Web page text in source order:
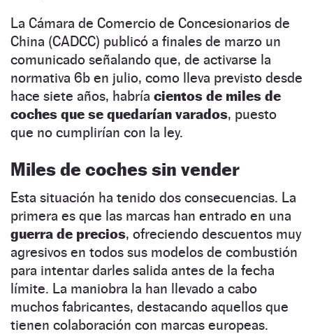
La Cámara de Comercio de Concesionarios de
China (CADCC) publicó a finales de marzo un
comunicado señalando que, de activarse la
normativa 6b en julio, como lleva previsto desde
hace siete años, habría cientos de miles de
coches que se quedarían varados, puesto
que no cumplirían con la ley.
Miles de coches sin vender
Esta situación ha tenido dos consecuencias. La
primera es que las marcas han entrado en una
guerra de precios, ofreciendo descuentos muy
agresivos en todos sus modelos de combustión
para intentar darles salida antes de la fecha
límite. La maniobra la han llevado a cabo
muchos fabricantes, destacando aquellos que
tienen colaboración con marcas europeas.